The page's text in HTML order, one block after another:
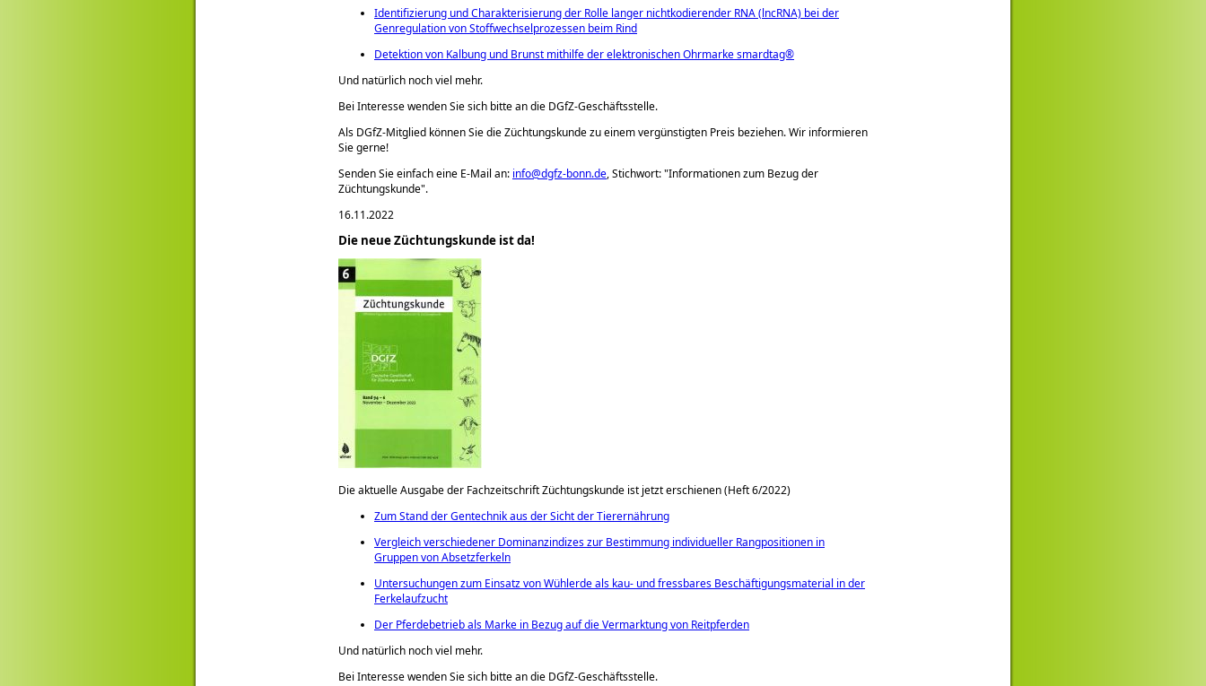
Identifizierung und Charakterisierung der Rolle langer nichtkodierender RNA (lncRNA) bei der
Genregulation von Stoffwechselprozessen beim Rind
Detektion von Kalbung und Brunst mithilfe der elektronischen Ohrmarke smardtag®
Und natürlich noch viel mehr.
Bei Interesse wenden Sie sich bitte an die DGfZ-Geschäftsstelle.
Als DGfZ-Mitglied können Sie die Züchtungskunde zu einem vergünstigten Preis beziehen. Wir informieren
Sie gerne!
Senden Sie einfach eine E-Mail an: info@dgfz-bonn.de, Stichwort: Informationen zum Bezug der
Züchtungskunde .
16.11.2022
Die neue Züchtungskunde ist da!
Die aktuelle Ausgabe der Fachzeitschrift Züchtungskunde ist jetzt erschienen (Heft 6/2022)
Zum Stand der Gentechnik aus der Sicht der Tierernährung
Vergleich verschiedener Dominanzindizes zur Bestimmung individueller Rangpositionen in
Gruppen von Absetzferkeln
Untersuchungen zum Einsatz von Wühlerde als kau- und fressbares Beschäftigungsmaterial in der
Ferkelaufzucht
Der Pferdebetrieb als Marke in Bezug auf die Vermarktung von Reitpferden
Und natürlich noch viel mehr.
Bei Interesse wenden Sie sich bitte an die DGfZ-Geschäftsstelle.